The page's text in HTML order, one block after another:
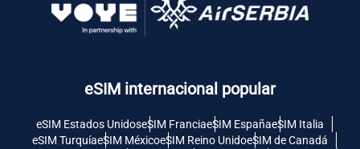
eSIM internacional popular
eSIM Estados UnidoseSIM FranciaeSIM EspañaeSIM Italia
eSIM TurquíaeSIM MéxicoeSIM Reino UnidoeSIM de Canadá